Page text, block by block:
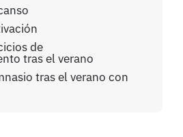
de
tras el verano
tras el verano con